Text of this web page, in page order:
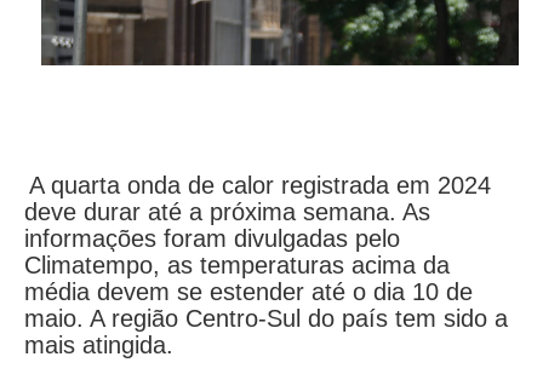
A quarta onda de calor registrada em 2024
deve durar até a próxima semana. As
informações foram divulgadas pelo
Climatempo, as temperaturas acima da
média devem se estender até o dia 10 de
maio. A região Centro-Sul do país tem sido a
mais atingida.